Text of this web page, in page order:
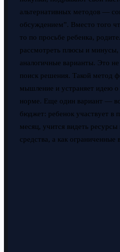
альтернативных методов —
обсуждением”. Вместо того
то по просьбе ребенка,
рассмотреть плюсы и минусы,
аналогичные варианты. Это
поиск решения. Такой метод
мышление и устраняет идею о
норме. Еще один вариант —
бюджет: ребенок участвует в
месяц, учится видеть ресурсы
средства, а как ограниченные